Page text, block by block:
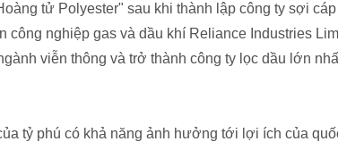
tử Polyester" sau khi thành lập công ty sợi cáp
nghiệp gas và dầu khí Reliance Industries
viễn thông và trở thành công ty lọc dầu lớn
tỷ phú có khả năng ảnh hưởng tới lợi ích của